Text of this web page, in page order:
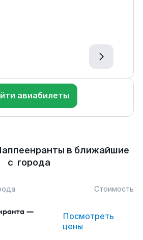
авиабилеты
в ближайшие
с города
Стоимость
—
Посмотреть
цены